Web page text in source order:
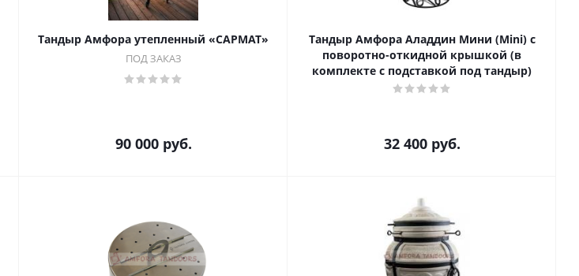
Тандыр Амфора утепленный «САРМАТ»
ПОД ЗАКАЗ
90 000руб.
Тандыр Амфора Аладдин Мини (Mini) с
поворотно-откидной крышкой (в
комплекте с подставкой под тандыр)
32 400руб.